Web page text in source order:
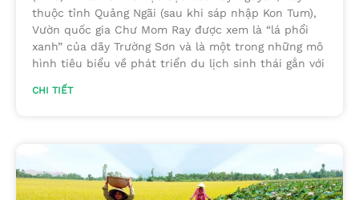
thuộc tỉnh Quảng Ngãi (sau khi sáp nhập Kon Tum),
Vườn quốc gia Chư Mom Ray được xem là “lá phổi
xanh” của dãy Trường Sơn và là một trong những mô
hình tiêu biểu về phát triển du lịch sinh thái gắn với
CHI TIẾT